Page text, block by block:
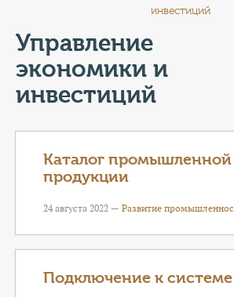
ТУРИСТАМ
КОНТАКТЫ
ГЕРОИ Z
инвестиций
Управление
экономики и
инвестиций
Каталог промышленной
продукции
24 августа 2022 — Развитие
Подключение к